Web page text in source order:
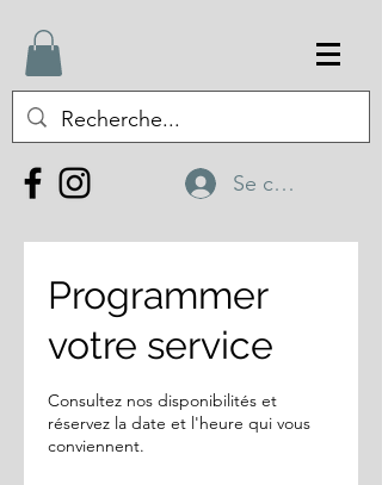
Se connecter
Programmer
votre service
Consultez nos disponibilités et
réservez la date et l'heure qui vous
conviennent.